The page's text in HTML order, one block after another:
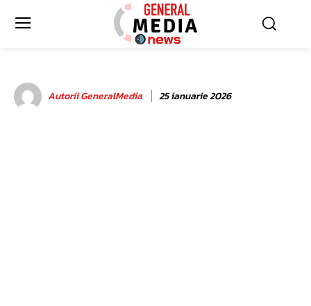
Autorii GeneralMedia 25 ianuarie 2026